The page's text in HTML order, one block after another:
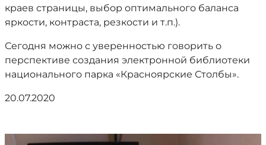
краев страницы, выбор оптимального баланса
яркости, контраста, резкости и т.п.).
Сегодня можно с уверенностью говорить о
перспективе создания электронной библиотеки
национального парка «Красноярские Столбы».
20.07.2020